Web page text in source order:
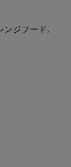
（税抜価格 ￥
（税抜価格 ￥
ジフード。